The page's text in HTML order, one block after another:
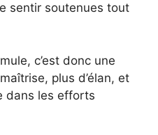
sentir soutenues tout
c’est donc une
plus d’élan, et
dans les efforts